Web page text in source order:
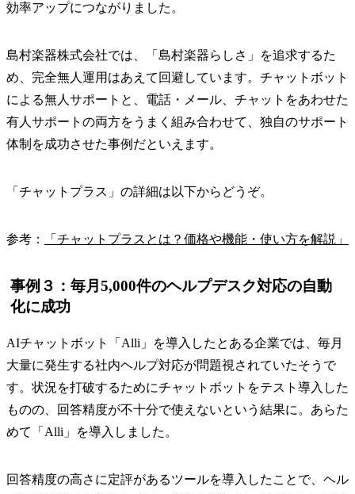
効率アップにつながりました。
島村楽器株式会社では、「島村楽器らしさ」を追求するた
め、完全無人運用はあえて回避しています。チャットボット
による無人サポートと、電話・メール、チャットをあわせた
有人サポートの両方をうまく組み合わせて、独自のサポート
体制を成功させた事例だといえます。
「チャットプラス」の詳細は以下からどうぞ。
参考： 「チャットプラスとは？価格や機能・使い方を解説」
事例３：毎月5,000件のヘルプデスク対応の自動
化に成功
AIチャットボット「Alli」を導入したとある企業では、毎月
大量に発生する社内ヘルプ対応が問題視されていたそうで
す。状況を打破するためにチャットボットをテスト導入した
ものの、回答精度が不十分で使えないという結果に。あらた
めて「Alli」を導入しました。
回答精度の高さに定評があるツールを導入したことで、ヘル